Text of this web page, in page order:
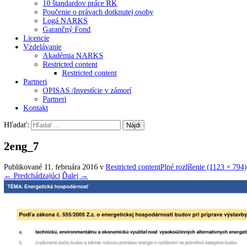
10 štandardov práce RK
Poučenie o právach dotknutej osoby
Logá NARKS
Garančný Fond
Licencie
Vzdelávanie
Akadémia NARKS
Restricted content
Restricted content
Partneri
OPISAS /Investície v zámorí
Partneri
Kontakt
Hľadať:
2eng_7
Publikované 11. februára 2016 v Restricted contentPlné rozlíšenie (1123 × 794)
← Predchádzajúci Ďalej →